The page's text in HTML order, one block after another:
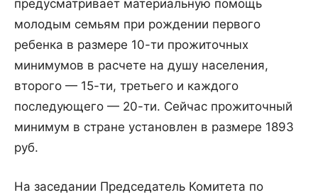
предусматривает материальную помощь
молодым семьям при рождении первого
ребенка в размере 10-ти прожиточных
минимумов в расчете на душу населения,
второго — 15-ти, третьего и каждого
последующего — 20-ти. Сейчас прожиточный
минимум в стране установлен в размере 1893
руб.
На заседании Председатель Комитета по